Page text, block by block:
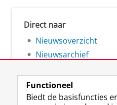
Direct naar
Nieuwsoverzicht
Nieuwsarchief
Functioneel
Biedt de basisfuncties